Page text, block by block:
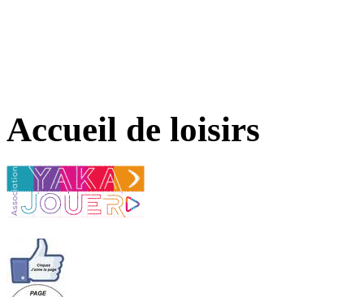
Accueil de loisirs